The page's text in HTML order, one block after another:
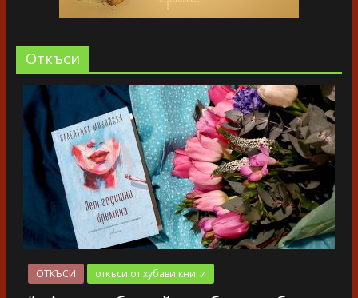
Oткъси
ОТКЪСИ откъси от хубави книги